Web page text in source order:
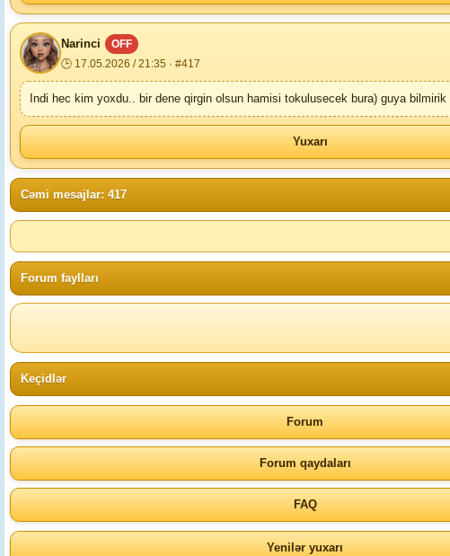
Narinci
OFF
🕒 17.05.2026 / 21:35 · #417
Indi hec kim yoxdu.. bir dene qirgin olsun hamisi tokulusecek bura) guya
Yuxarı
Cəmi mesajlar: 417
Forum faylları
Keçidlər
Forum
Forum qaydaları
FAQ
Yenilər yuxarı